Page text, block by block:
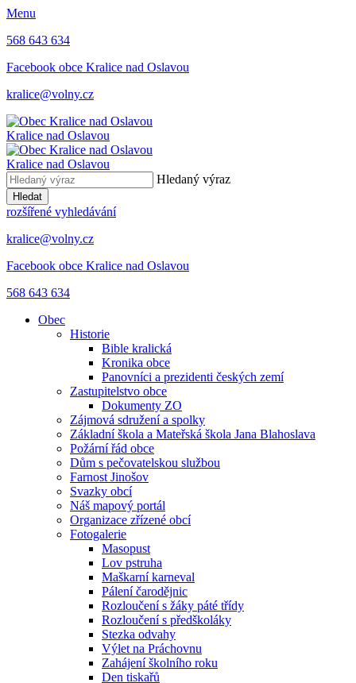
Menu
568 643 634
Facebook obce Kralice nad Oslavou
kralice@volny.cz
Kralice nad Oslavou
Kralice nad Oslavou
Hledaný výraz
Hledat
rozšířené vyhledávání
kralice@volny.cz
Facebook obce Kralice nad Oslavou
568 643 634
Obec
Historie
Bible kralická
Kronika obce
Panovníci a prezidenti českých zemí
Zastupitelstvo obce
Dokumenty ZO
Zájmová sdružení a spolky
Základní škola a Mateřská škola Jana Blahoslava
Požární řád obce
Dům s pečovatelskou službou
Farnost Jinošov
Svazky obcí
Náš mapový portál
Organizace zřízené obcí
Fotogalerie
Masopust
Lov pstruha
Maškarní karneval
Pálení čarodějnic
Rozloučení s žáky páté třídy
Rozloučení s předškoláky
Stezka odvahy
Výlet na Práchovnu
Zahájení školního roku
Den tiskařů